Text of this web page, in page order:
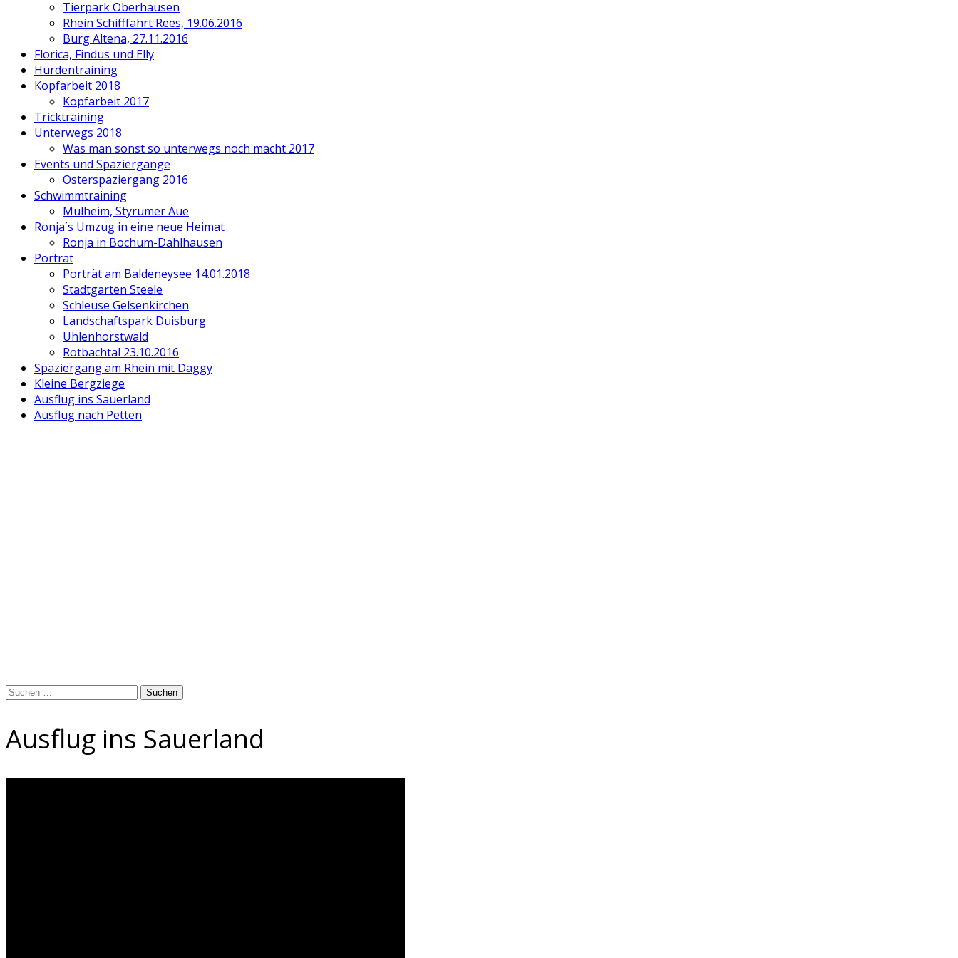
Tierpark Oberhausen
Rhein Schifffahrt Rees, 19.06.2016
Burg Altena, 27.11.2016
Florica, Findus und Elly
Hürdentraining
Kopfarbeit 2018
Kopfarbeit 2017
Tricktraining
Unterwegs 2018
Was man sonst so unterwegs noch macht 2017
Events und Spaziergänge
Osterspaziergang 2016
Schwimmtraining
Mülheim, Styrumer Aue
Ronja´s Umzug in eine neue Heimat
Ronja in Bochum-Dahlhausen
Porträt
Porträt am Baldeneysee 14.01.2018
Stadtgarten Steele
Schleuse Gelsenkirchen
Landschaftspark Duisburg
Uhlenhorstwald
Rotbachtal 23.10.2016
Spaziergang am Rhein mit Daggy
Kleine Bergziege
Ausflug ins Sauerland
Ausflug nach Petten
Suchen
Ausflug ins Sauerland